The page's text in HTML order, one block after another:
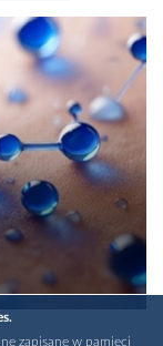
zapisane w pamięci